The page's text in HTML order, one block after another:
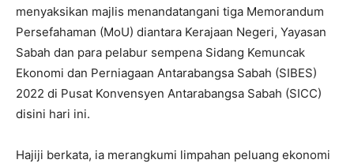
menyaksikan majlis menandatangani tiga Memorandum
Persefahaman (MoU) diantara Kerajaan Negeri, Yayasan
Sabah dan para pelabur sempena Sidang Kemuncak
Ekonomi dan Perniagaan Antarabangsa Sabah (SIBES)
2022 di Pusat Konvensyen Antarabangsa Sabah (SICC)
disini hari ini.
Hajiji berkata, ia merangkumi limpahan peluang ekonomi